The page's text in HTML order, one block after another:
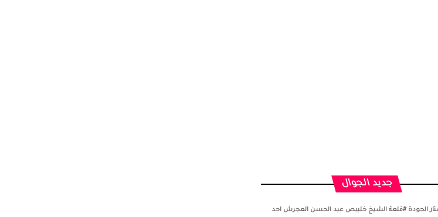
جديد الجوال
الجودة #قلعة الشيخ خليبص عبد الحسن العجرش احد